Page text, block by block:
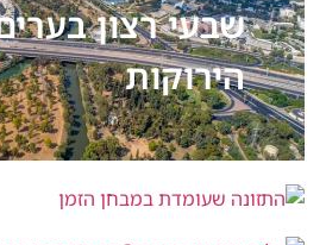
שבעי רצון
הירוקות
התזונה שעומדת במבחן
על השיש או במקרר? כך